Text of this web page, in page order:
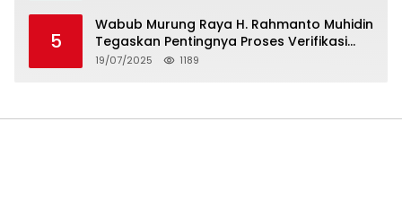
5
Wabub Murung Raya H. Rahmanto Muhidin
Tegaskan Pentingnya Proses Verifikasi
Penerima Manfaat Program Kartu Hebat
19/07/2025 1189